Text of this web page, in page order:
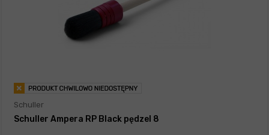
Schuller
Schuller Ampera RP Black pędzel 8